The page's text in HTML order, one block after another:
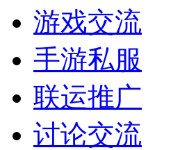
游戏交流
手游私服
联运推广
讨论交流